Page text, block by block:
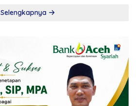
Selengkapnya